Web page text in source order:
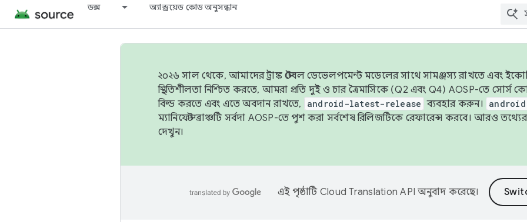
ডক্স অ্যান্ড্রয়েড কোড অনুসন্ধান
২০২৬ সাল থেকে, আমাদের ট্রাঙ্ক স্টেবল ডেভেলপমেন্ট মডেলের সাথে সামঞ্জস্য রাখতে এবং
স্থিতিশীলতা নিশ্চিত করতে, আমরা প্রতি দুই ও চার ত্রৈমাসিকে (Q2 এবং Q4) AOSP-তে সোর্স
বিল্ড করতে এবং এতে অবদান রাখতে,
android-latest-release ব্যবহার করুন।
ম্যানিফেস্ট ব্রাঞ্চটি সর্বদা AOSP-তে পুশ করা সর্বশেষ রিলিজটিকে রেফারেন্স করবে। আরও
দেখুন।
এই পৃষ্ঠাটি Cloud Translation API অনুবাদ করেছে।